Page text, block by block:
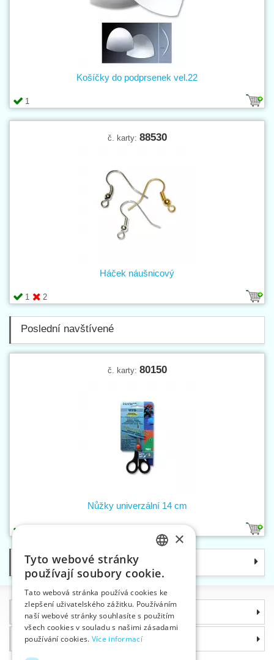
1
Košíčky do podprsenek vel.22
č. karty: 88530
1 2
Háček náušnicový
Poslední navštívené
č. karty: 80150
Nůžky univerzální 14 cm
Kategorie
Informace
Proč si zvolit právě nás
ENGLISH
GERMAN
×
Tyto webové stránky
používají soubory cookie.
Tato webová stránka používá cookies ke
zlepšení uživatelského zážitku. Používáním
naší webové stránky souhlasíte s použitím
všech cookies v souladu s našimi zásadami
používání cookies. Více informací